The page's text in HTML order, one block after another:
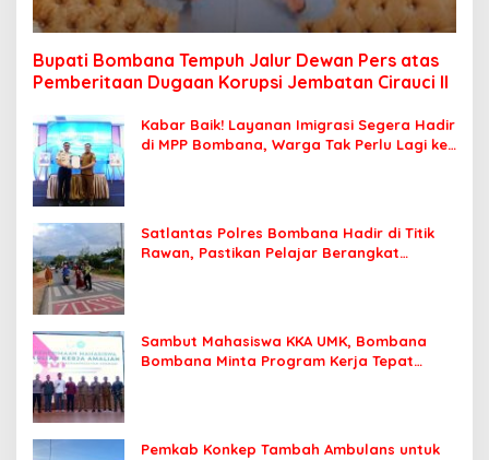
Bupati Bombana Tempuh Jalur Dewan Pers atas
Pemberitaan Dugaan Korupsi Jembatan Cirauci II
Kabar Baik! Layanan Imigrasi Segera Hadir
di MPP Bombana, Warga Tak Perlu Lagi ke
Satlantas Polres Bombana Hadir di Titik
Rawan, Pastikan Pelajar Berangkat
Sambut Mahasiswa KKA UMK, Bombana
Bombana Minta Program Kerja Tepat
Pemkab Konkep Tambah Ambulans untuk